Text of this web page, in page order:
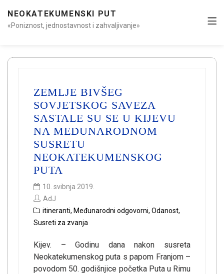
NEOKATEKUMENSKI PUT
«Poniznost, jednostavnost i zahvaljivanje»
ZEMLJE BIVŠEG
SOVJETSKOG SAVEZA
SASTALE SU SE U KIJEVU
NA MEĐUNARODNOM
SUSRETU
NEOKATEKUMENSKOG
PUTA
10. svibnja 2019.
AdJ
itineranti, Međunarodni odgovorni, Odanost,
Susreti za zvanja
Kijev. – Godinu dana nakon susreta
Neokatekumenskog puta s papom Franjom –
povodom 50. godišnjice početka Puta u Rimu